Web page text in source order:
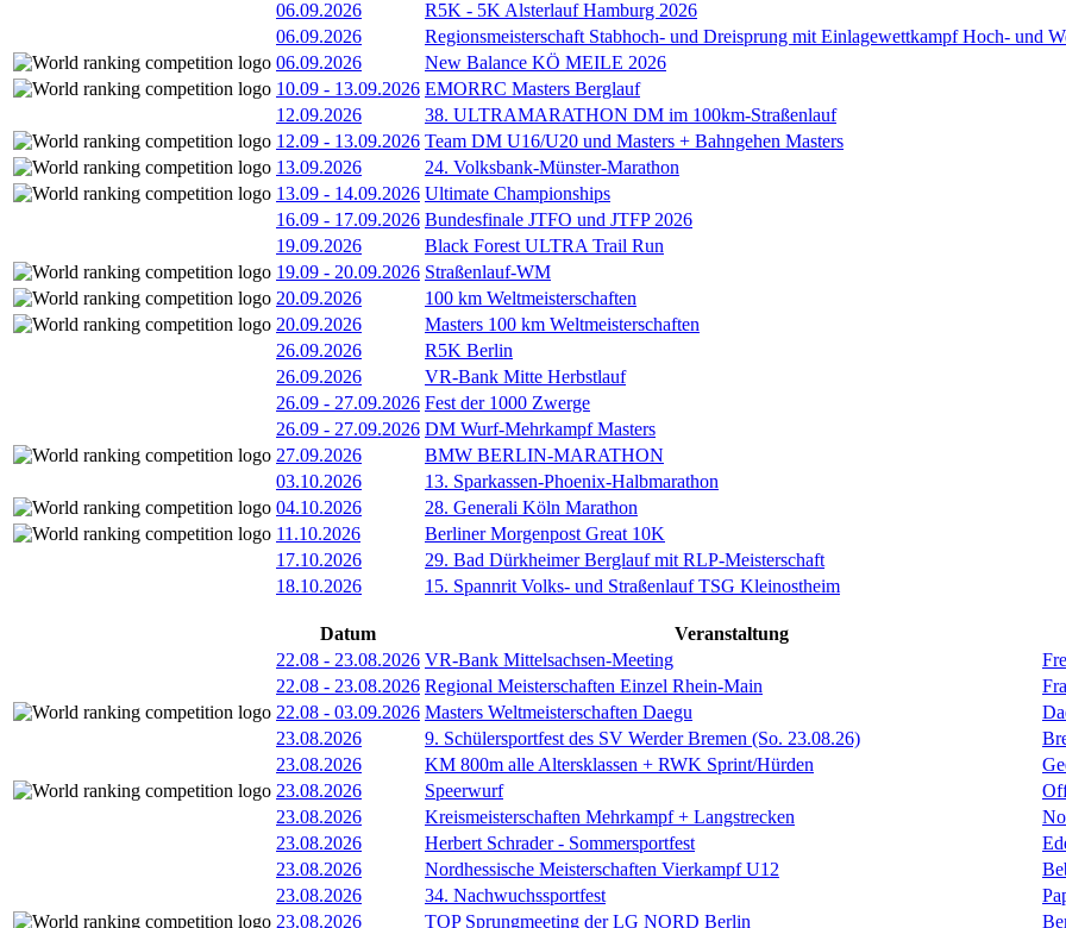
06.09.2026
R5K - 5K Alsterlauf Hamburg 2026
06.09.2026
Regionsmeisterschaft Stabhoch- und Dreisprung mit Einlagewettkampf Hoch- und
06.09.2026
New Balance KÖ MEILE 2026
10.09 - 13.09.2026 EMORRC Masters Berglauf
12.09.2026
38. ULTRAMARATHON DM im 100km-Straßenlauf
12.09 - 13.09.2026 Team DM U16/U20 und Masters + Bahngehen Masters
13.09.2026
24. Volksbank-Münster-Marathon
13.09 - 14.09.2026 Ultimate Championships
16.09 - 17.09.2026 Bundesfinale JTFO und JTFP 2026
19.09.2026
Black Forest ULTRA Trail Run
19.09 - 20.09.2026 Straßenlauf-WM
20.09.2026
100 km Weltmeisterschaften
20.09.2026
Masters 100 km Weltmeisterschaften
26.09.2026
R5K Berlin
26.09.2026
VR-Bank Mitte Herbstlauf
26.09 - 27.09.2026 Fest der 1000 Zwerge
26.09 - 27.09.2026 DM Wurf-Mehrkampf Masters
27.09.2026
BMW BERLIN-MARATHON
03.10.2026
13. Sparkassen-Phoenix-Halbmarathon
04.10.2026
28. Generali Köln Marathon
11.10.2026
Berliner Morgenpost Great 10K
17.10.2026
29. Bad Dürkheimer Berglauf mit RLP-Meisterschaft
18.10.2026
15. Spannrit Volks- und Straßenlauf TSG Kleinostheim
Datum Veranstaltung
22.08 - 23.08.2026 VR-Bank Mittelsachsen-Meeting
22.08 - 23.08.2026 Regional Meisterschaften Einzel Rhein-Main
22.08 - 03.09.2026 Masters Weltmeisterschaften Daegu
23.08.2026
9. Schülersportfest des SV Werder Bremen (So. 23.08.26)
23.08.2026
KM 800m alle Altersklassen + RWK Sprint/Hürden
23.08.2026
Speerwurf
23.08.2026
Kreismeisterschaften Mehrkampf + Langstrecken
23.08.2026
Herbert Schrader - Sommersportfest
23.08.2026
Nordhessische Meisterschaften Vierkampf U12
23.08.2026
34. Nachwuchssportfest
23.08.2026
TOP Sprungmeeting der LG NORD Berlin